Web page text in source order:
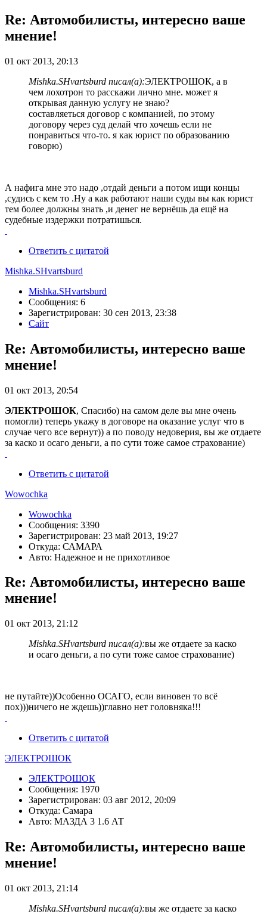
Re: Автомобилисты, интересно ваше
мнение!
01 окт 2013, 20:13
Mishka.SHvartsburd писал(а):ЭЛЕКТРОШОК, а в
чем лохотрон то расскажи лично мне. может я
открывая данную услугу не знаю?
составляеться договор с компанией, по этому
договору через суд делай что хочешь если не
понравиться что-то. я как юрист по образованию
говорю)
А нафига мне это надо ,отдай деньги а потом ищи концы
,судись с кем то .Ну а как работают наши суды вы как юрист
тем более должны знать ,и денег не вернёшь да ещё на
судебные издержки потратишься.
Ответить с цитатой
Mishka.SHvartsburd
Mishka.SHvartsburd
Сообщения: 6
Зарегистрирован: 30 сен 2013, 23:38
Сайт
Re: Автомобилисты, интересно ваше
мнение!
01 окт 2013, 20:54
ЭЛЕКТРОШОК, Спасибо) на самом деле вы мне очень
помогли) теперь укажу в договоре на оказание услуг что в
случае чего все вернут)) а по поводу недоверия, вы же отдаете
за каско и осаго деньги, а по сути тоже самое страхование)
Ответить с цитатой
Wowochka
Wowochka
Сообщения: 3390
Зарегистрирован: 23 май 2013, 19:27
Откуда: САМАРА
Авто: Надежное и не прихотливое
Re: Автомобилисты, интересно ваше
мнение!
01 окт 2013, 21:12
Mishka.SHvartsburd писал(а):вы же отдаете за каско
и осаго деньги, а по сути тоже самое страхование)
не путайте))Особенно ОСАГО, если виновен то всё
пох)))ничего не ждешь))главно нет головняка!!!
Ответить с цитатой
ЭЛЕКТРОШОК
ЭЛЕКТРОШОК
Сообщения: 1970
Зарегистрирован: 03 авг 2012, 20:09
Откуда: Самара
Авто: МАЗДА 3 1.6 АТ
Re: Автомобилисты, интересно ваше
мнение!
01 окт 2013, 21:14
Mishka.SHvartsburd писал(а):вы же отдаете за каско